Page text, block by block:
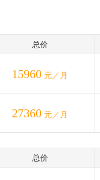
总价
15960 元／月
27360 元／月
总价